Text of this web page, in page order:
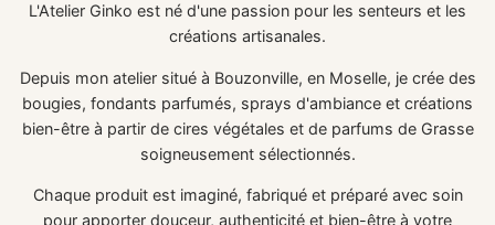
L'Atelier Ginko est né d'une passion pour les senteurs et les
créations artisanales.
Depuis mon atelier situé à Bouzonville, en Moselle, je crée des
bougies, fondants parfumés, sprays d'ambiance et créations
bien-être à partir de cires végétales et de parfums de Grasse
soigneusement sélectionnés.
Chaque produit est imaginé, fabriqué et préparé avec soin
pour apporter douceur, authenticité et bien-être à votre